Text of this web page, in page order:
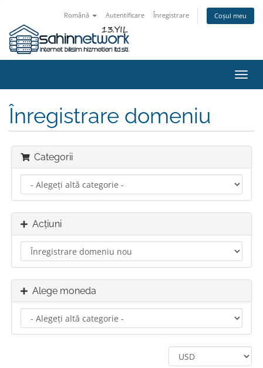
Română Autentificare Înregistrare Coșul meu
Înregistrare domeniu
Categorii
Acțiuni
Alege moneda